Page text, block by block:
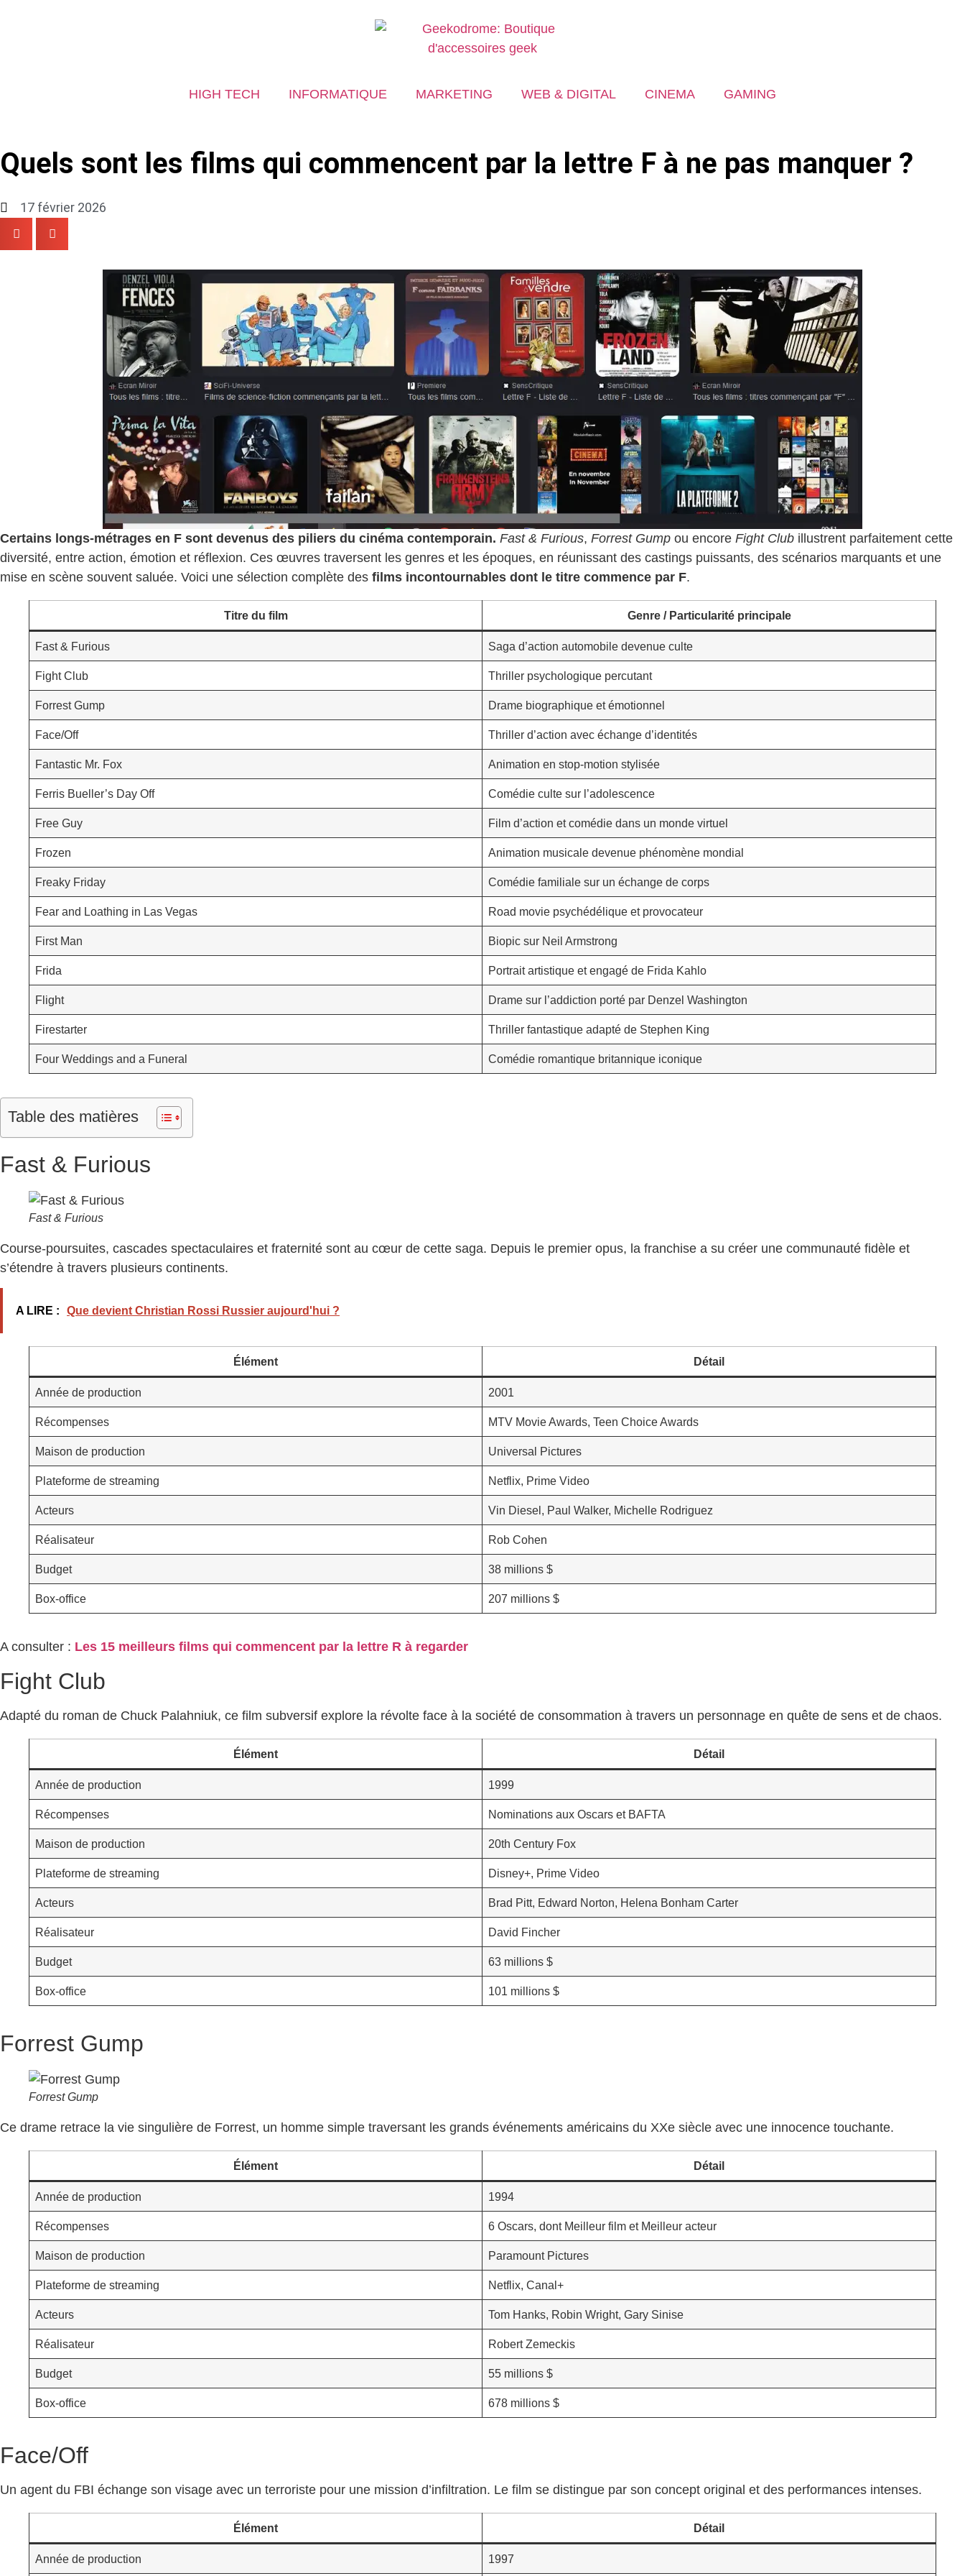
HIGH TECH INFORMATIQUE MARKETING WEB & DIGITAL CINEMA GAMING
Quels sont les films qui commencent par la lettre F à ne pas manquer ?
17 février 2026
Certains longs-métrages en F sont devenus des piliers du cinéma contemporain. Fast & Furious, Forrest Gump ou encore Fight Club illustrent parfaitement cette
diversité, entre action, émotion et réflexion. Ces œuvres traversent les genres et les époques, en réunissant des castings puissants, des scénarios marquants et une
mise en scène souvent saluée. Voici une sélection complète des films incontournables dont le titre commence par F.
Titre du film Genre / Particularité principale
Fast & Furious Saga d’action automobile devenue culte
Fight Club Thriller psychologique percutant
Forrest Gump Drame biographique et émotionnel
Face/Off Thriller d’action avec échange d’identités
Fantastic Mr. Fox Animation en stop-motion stylisée
Ferris Bueller’s Day Off Comédie culte sur l’adolescence
Free Guy Film d’action et comédie dans un monde virtuel
Frozen Animation musicale devenue phénomène mondial
Freaky Friday Comédie familiale sur un échange de corps
Fear and Loathing in Las Vegas Road movie psychédélique et provocateur
First Man Biopic sur Neil Armstrong
Frida Portrait artistique et engagé de Frida Kahlo
Flight Drame sur l’addiction porté par Denzel Washington
Firestarter Thriller fantastique adapté de Stephen King
Four Weddings and a Funeral Comédie romantique britannique iconique
Table des matières
Fast & Furious
Fast & Furious
Course-poursuites, cascades spectaculaires et fraternité sont au cœur de cette saga. Depuis le premier opus, la franchise a su créer une communauté fidèle et
s’étendre à travers plusieurs continents.
A LIRE : Que devient Christian Rossi Russier aujourd'hui ?
Élément Détail
Année de production 2001
Récompenses MTV Movie Awards, Teen Choice Awards
Maison de production Universal Pictures
Plateforme de streaming Netflix, Prime Video
Acteurs Vin Diesel, Paul Walker, Michelle Rodriguez
Réalisateur Rob Cohen
Budget 38 millions $
Box-office 207 millions $
A consulter : Les 15 meilleurs films qui commencent par la lettre R à regarder
Fight Club
Adapté du roman de Chuck Palahniuk, ce film subversif explore la révolte face à la société de consommation à travers un personnage en quête de sens et de chaos.
Élément Détail
Année de production 1999
Récompenses Nominations aux Oscars et BAFTA
Maison de production 20th Century Fox
Plateforme de streaming Disney+, Prime Video
Acteurs Brad Pitt, Edward Norton, Helena Bonham Carter
Réalisateur David Fincher
Budget 63 millions $
Box-office 101 millions $
Forrest Gump
Forrest Gump
Ce drame retrace la vie singulière de Forrest, un homme simple traversant les grands événements américains du XXe siècle avec une innocence touchante.
Élément Détail
Année de production 1994
Récompenses 6 Oscars, dont Meilleur film et Meilleur acteur
Maison de production Paramount Pictures
Plateforme de streaming Netflix, Canal+
Acteurs Tom Hanks, Robin Wright, Gary Sinise
Réalisateur Robert Zemeckis
Budget 55 millions $
Box-office 678 millions $
Face/Off
Un agent du FBI échange son visage avec un terroriste pour une mission d’infiltration. Le film se distingue par son concept original et des performances intenses.
Élément Détail
Année de production 1997